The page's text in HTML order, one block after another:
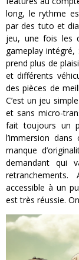
long, le rythme
par des tuto et
jeu, une fois les
gameplay
prend plus de
et différents
des pièces de
C’est un jeu
et sans micro-
fait toujours un
l’immersion
manque
demandant qui
accessible à un
est très réussie.